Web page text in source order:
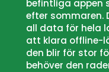
befintliga appen
efter sommaren.
all data för hela
att klara offline-
den blir för stor
behöver den